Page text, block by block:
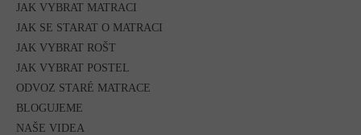
JAK VYBRAT MATRACI
JAK SE STARAT O MATRACI
JAK VYBRAT ROŠT
JAK VYBRAT POSTEL
ODVOZ STARÉ MATRACE
BLOGUJEME
NAŠE VIDEA